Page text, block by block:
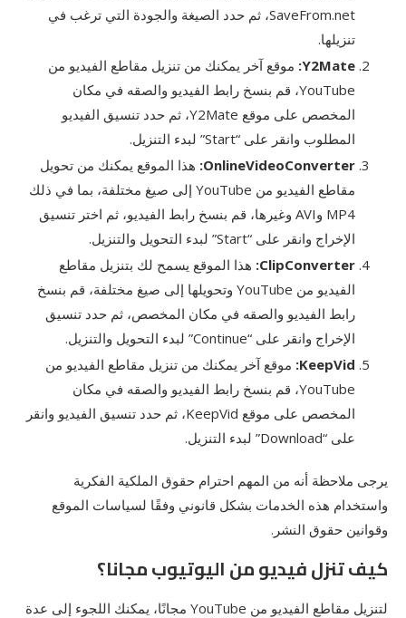
SaveFrom.net، ثم حدد الصيغة والجودة التي ترغب في
تنزيلها.
Y2Mate: موقع آخر يمكنك من تنزيل مقاطع الفيديو من
YouTube، قم بنسخ رابط الفيديو والصقه في مكان
المخصص على موقع Y2Mate، ثم حدد تنسيق الفيديو
المطلوب وانقر على “Start” لبدء التنزيل.
OnlineVideoConverter: هذا الموقع يمكنك من تحويل
مقاطع الفيديو من YouTube إلى صيغ مختلفة، بما في ذلك
MP4 وAVI وغيرها، قم بنسخ رابط الفيديو، ثم اختر تنسيق
الإخراج وانقر على “Start” لبدء التحويل والتنزيل.
ClipConverter: هذا الموقع يسمح لك بتنزيل مقاطع
الفيديو من YouTube وتحويلها إلى صيغ مختلفة، قم بنسخ
رابط الفيديو والصقه في مكان المخصص، ثم حدد تنسيق
الإخراج وانقر على “Continue” لبدء التحويل والتنزيل.
KeepVid: موقع آخر يمكنك من تنزيل مقاطع الفيديو من
YouTube، قم بنسخ رابط الفيديو والصقه في مكان
المخصص على موقع KeepVid، ثم حدد تنسيق الفيديو وانقر
على “Download” لبدء التنزيل.
يرجى ملاحظة أنه من المهم احترام حقوق الملكية الفكرية
واستخدام هذه الخدمات بشكل قانوني وفقًا لسياسات الموقع
وقوانين حقوق النشر.
كيف تنزل فيديو من اليوتيوب مجانا؟
لتنزيل مقاطع الفيديو من YouTube مجانًا، يمكنك اللجوء إلى عدة